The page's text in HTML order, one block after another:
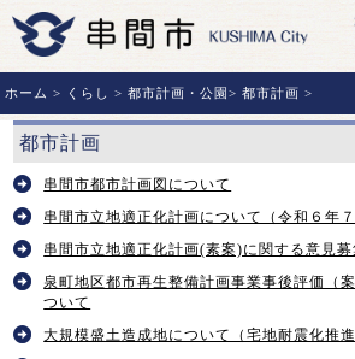
ホーム > くらし >都市計画・公園>都市計画 >
都市計画
串間市都市計画図について
串間市立地適正化計画について（令和６年７
串間市立地適正化計画(素案)に関する意見募
泉町地区都市再生整備計画事業事後評価（
ついて
大規模盛土造成地について（宅地耐震化推進